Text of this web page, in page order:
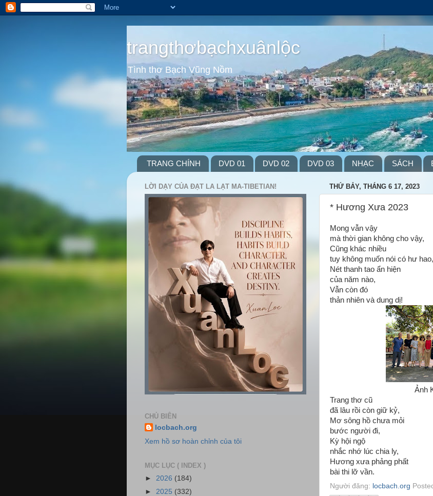
trangthơbạchxuânlộc
Tình thơ Bạch Vũng Nồm
TRANG CHÍNH DVD 01 DVD 02 DVD 03 NHẠC SÁCH
THỨ BẢY, THÁNG 6 17, 2023
* Hương Xưa 2023
Mong vẫn vậy
mà thời gian không cho vậy,
Cũng khác nhiều
tuy không muốn nói có hư hao,
Nét thanh tao ẩn hiện
của năm nào,
Vẫn còn đó
thản nhiên và dung dị!
Ảnh
Trang thơ cũ
đã lâu rồi còn giữ kỷ,
Mơ sông hồ chưa mỏi
bước người đi,
Kỳ hội ngộ
nhắc nhớ lúc chia ly,
Hương xưa phảng phất
bài thi lỡ vần.
Người đăng: locbach.org
LỜI DẠY CỦA ĐẠT LA LẠT MA-TIBETIAN!
CHỦ BIÊN
locbach.org
Xem hồ sơ hoàn chỉnh của tôi
MỤC LỤC ( INDEX )
► 2026 (184)
► 2025 (332)